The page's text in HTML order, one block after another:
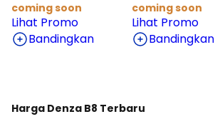
coming soon
Lihat Promo
Bandingkan
coming soon
Lihat Promo
Bandingkan
Harga Denza B8 Terbaru